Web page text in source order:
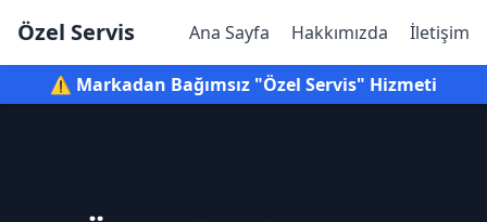
Özel Servis Ana Sayfa Hakkımızda İletişim
⚠️ Markadan Bağımsız "Özel Servis" Hizmeti